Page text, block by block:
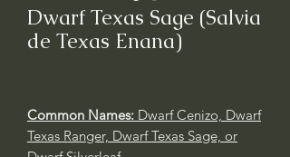
Dwarf Texas Sage (Salvia
de Texas Enana)
Common Names: Dwarf Cenizo, Dwarf
Texas Ranger, Dwarf Texas Sage, or